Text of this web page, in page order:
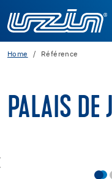
Home Référence
PALAIS DE